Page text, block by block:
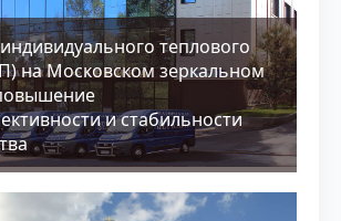
теплового
на Московском зеркальном
и стабильности